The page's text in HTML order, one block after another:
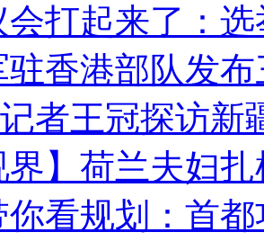
会打起来了：
驻香港部队发
者王冠探访新
界】荷兰夫妇
你看规划：首